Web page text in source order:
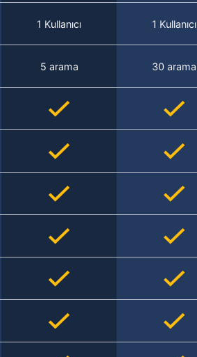
1 Kullanıcı 1 Kullanıcı
5 arama 30 arama